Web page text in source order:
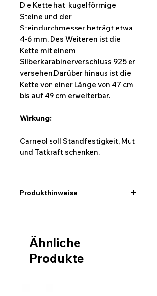
Die Kette hat kugelförmige
Steine und der
Steindurchmesser beträgt etwa
4-6 mm. Des Weiteren ist die
Kette mit einem
Silberkarabinerverschluss 925 er
versehen.Darüber hinaus ist die
Kette von einer Länge von 47 cm
bis auf 49 cm erweiterbar.
Wirkung:
Carneol soll Standfestigkeit, Mut
und Tatkraft schenken.
Produkthinweise
wenig abweichen können.
Desweiteren kann es auch bei den
Bildern des Produktes zu
Ähnliche
Produkte